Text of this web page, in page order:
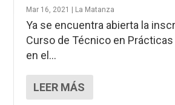
Mar 16, 2021 | La Matanza
Ya se encuentra abierta la
Curso de Técnico en
en el...
LEER MÁS